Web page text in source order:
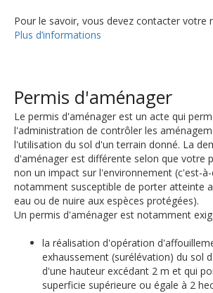
Pour le savoir, vous devez contacter votre
Plus d’informations
Permis d'aménager
Le permis d'aménager est un acte qui
l'administration de contrôler les
l'utilisation du sol d'un terrain donné. La
d'aménager est différente selon que votre
non un impact sur l'environnement (c'est-
notamment susceptible de porter atteinte
eau ou de nuire aux espèces protégées).
Un permis d'aménager est notamment
la réalisation d'opération
exhaussement (surélévation) du sol
d'une hauteur excédant 2 m et qui
superficie supérieure ou égale à 2